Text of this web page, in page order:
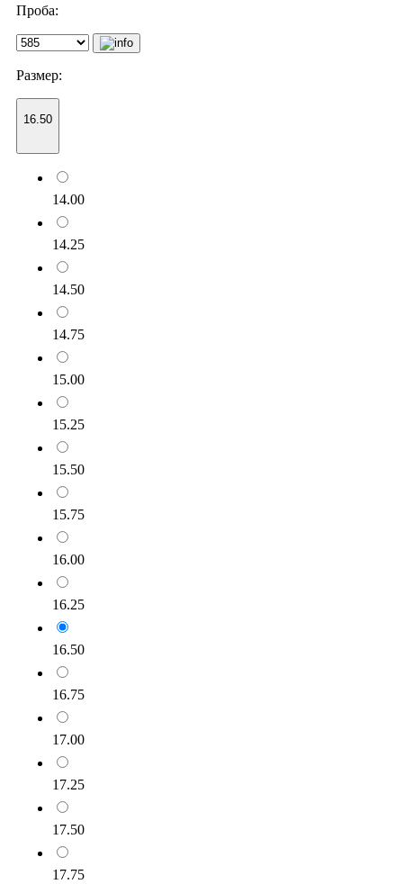
Проба:
Размер:
16.50
14.00
14.25
14.50
14.75
15.00
15.25
15.50
15.75
16.00
16.25
16.50
16.75
17.00
17.25
17.50
17.75